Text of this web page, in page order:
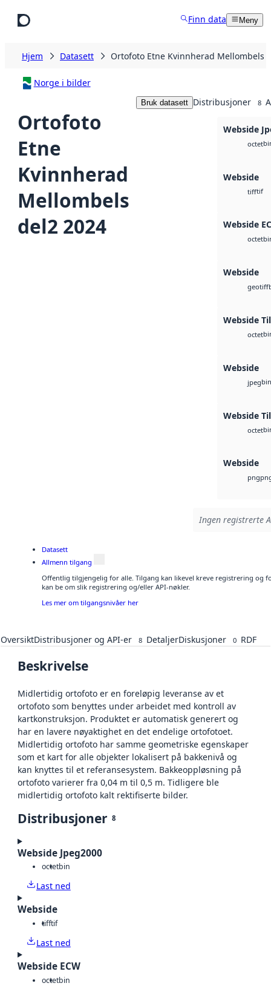
Finn data Meny
Hjem Datasett Ortofoto Etne Kvinnherad Mellombels
Norge i bilder
Ortofoto
Etne
Kvinnherad
Mellombels
del2 2024
Bruk datasett Distribusjoner 8
Webside
octet
Webside
tifftif
Webside
octet
Webside
geotiff
Webside
octet
Webside
jpegbin
Webside
octet
Webside
png
Ingen registrerte
Datasett
Allmenn tilgang
Offentlig tilgjengelig for alle. Tilgang kan likevel kreve registrering og
kan be om slik registrering og/eller API-nøkler.
Les mer om tilgangsnivåer her
OversiktDistribusjoner og API-er 8 DetaljerDiskusjoner 0 RDF
Beskrivelse
Midlertidig ortofoto er en foreløpig leveranse av et
ortofoto som benyttes under arbeidet med kontroll av
kartkonstruksjon. Produktet er automatisk generert og
har en lavere nøyaktighet en det endelige ortofotoet.
Midlertidig ortofoto har samme geometriske egenskaper
som et kart for alle objekter lokalisert på bakkenivå og
kan knyttes til et referansesystem. Bakkeoppløsning på
ortofoto varierer fra 0,04 m til 0,5 m. Tidligere ble
midlertidig ortofoto kalt rektifiserte bilder.
Distribusjoner 8
Webside Jpeg2000
octetbin
Last ned
Webside
tifftif
Last ned
Webside ECW
octetbin